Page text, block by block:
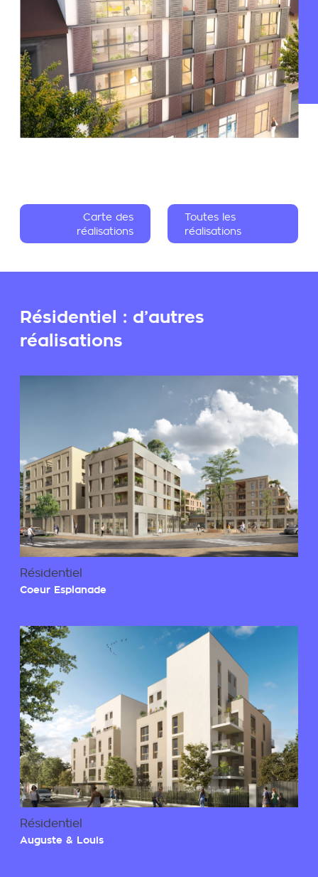
Carte des
réalisations
Toutes les
réalisations
Résidentiel : d’autres
réalisations
Résidentiel
Coeur Esplanade
Résidentiel
Auguste & Louis